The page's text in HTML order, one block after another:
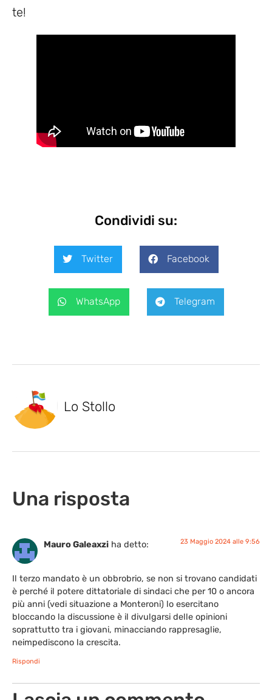
te!
Condividi su:
Twitter Facebook
WhatsApp Telegram
Lo Stollo
Una risposta
Mauro Galeaxzi ha detto: 23 Maggio 2024 alle 9:56
Il terzo mandato è un obbrobrio, se non si trovano candidati
è perché il potere dittatoriale di sindaci che per 10 o ancora
più anni (vedi situazione a Monteroni) lo esercitano
bloccando la discussione è il divulgarsi delle opinioni
soprattutto tra i giovani, minacciando rappresaglie,
neimpediscono la crescita.
Rispondi